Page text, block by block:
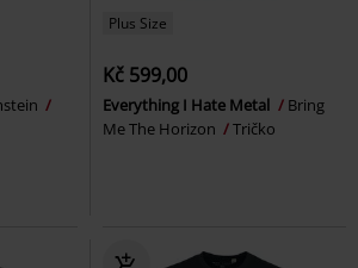
Plus Size
Kč 599,00
Everything I Hate Metal
Bring
Me The Horizon
Tričko